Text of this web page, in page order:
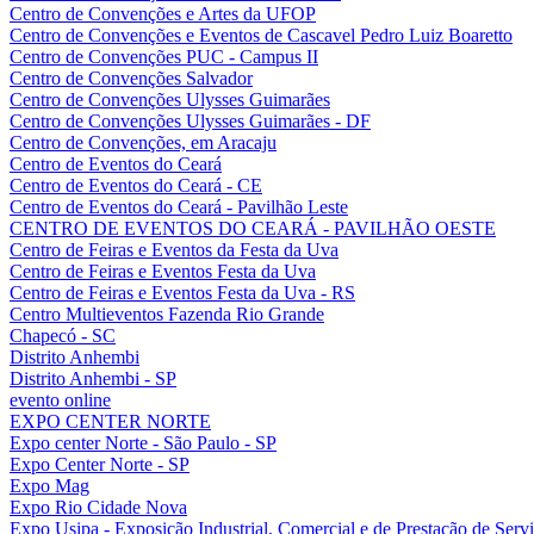
Centro de Convenções e Artes da UFOP
Centro de Convenções e Eventos de Cascavel Pedro Luiz Boaretto
Centro de Convenções PUC - Campus II
Centro de Convenções Salvador
Centro de Convenções Ulysses Guimarães
Centro de Convenções Ulysses Guimarães - DF
Centro de Convenções, em Aracaju
Centro de Eventos do Ceará
Centro de Eventos do Ceará - CE
Centro de Eventos do Ceará - Pavilhão Leste
CENTRO DE EVENTOS DO CEARÁ - PAVILHÃO OESTE
Centro de Feiras e Eventos da Festa da Uva
Centro de Feiras e Eventos Festa da Uva
Centro de Feiras e Eventos Festa da Uva - RS
Centro Multieventos Fazenda Rio Grande
Chapecó - SC
Distrito Anhembi
Distrito Anhembi - SP
evento online
EXPO CENTER NORTE
Expo center Norte - São Paulo - SP
Expo Center Norte - SP
Expo Mag
Expo Rio Cidade Nova
Expo Usipa - Exposição Industrial, Comercial e de Prestação de